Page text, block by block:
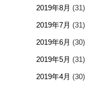
2019年8月 (31)
2019年7月 (31)
2019年6月 (30)
2019年5月 (31)
2019年4月 (30)